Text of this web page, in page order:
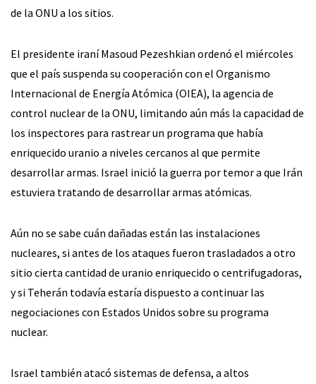
de la ONU a los sitios.
El presidente iraní Masoud Pezeshkian ordenó el miércoles
que el país suspenda su cooperación con el Organismo
Internacional de Energía Atómica (OIEA), la agencia de
control nuclear de la ONU, limitando aún más la capacidad de
los inspectores para rastrear un programa que había
enriquecido uranio a niveles cercanos al que permite
desarrollar armas. Israel inició la guerra por temor a que Irán
estuviera tratando de desarrollar armas atómicas.
Aún no se sabe cuán dañadas están las instalaciones
nucleares, si antes de los ataques fueron trasladados a otro
sitio cierta cantidad de uranio enriquecido o centrifugadoras,
y si Teherán todavía estaría dispuesto a continuar las
negociaciones con Estados Unidos sobre su programa
nuclear.
Israel también atacó sistemas de defensa, a altos